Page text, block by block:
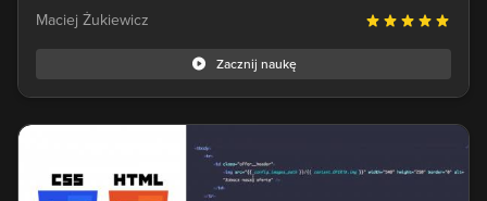
Maciej Żukiewicz
Zacznij naukę